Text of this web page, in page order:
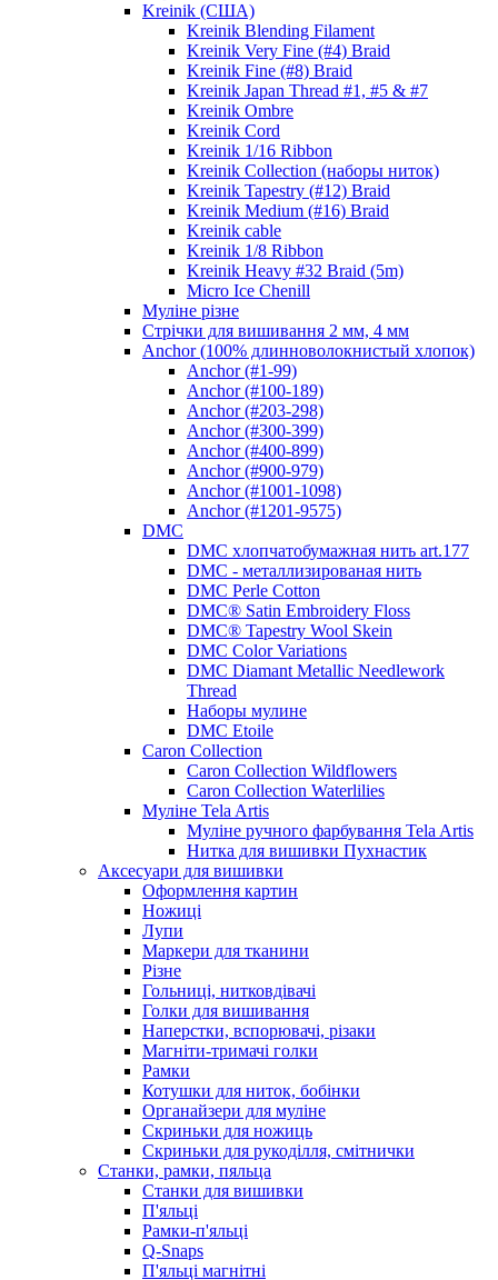
Kreinik (США)
Kreinik Blending Filament
Kreinik Very Fine (#4) Braid
Kreinik Fine (#8) Braid
Kreinik Japan Thread #1, #5 & #7
Kreinik Ombre
Kreinik Cord
Kreinik 1/16 Ribbon
Kreinik Collection (наборы ниток)
Kreinik Tapestry (#12) Braid
Kreinik Medium (#16) Braid
Kreinik cable
Kreinik 1/8 Ribbon
Kreinik Heavy #32 Braid (5m)
Micro Ice Chenill
Муліне різне
Стрічки для вишивання 2 мм, 4 мм
Anchor (100% длинноволокнистый хлопок)
Anchor (#1-99)
Anchor (#100-189)
Anchor (#203-298)
Anchor (#300-399)
Anchor (#400-899)
Anchor (#900-979)
Anchor (#1001-1098)
Anchor (#1201-9575)
DMC
DMC хлопчатобумажная нить art.177
DMC - металлизированая нить
DMC Perle Cotton
DMC® Satin Embroidery Floss
DMC® Tapestry Wool Skein
DMC Color Variations
DMC Diamant Metallic Needlework
Thread
Наборы мулине
DMC Etoile
Caron Collection
Caron Collection Wildflowers
Caron Collection Waterlilies
Муліне Tela Artis
Муліне ручного фарбування Tela Artis
Нитка для вишивки Пухнастик
Аксесуари для вишивки
Оформлення картин
Ножиці
Лупи
Маркери для тканини
Різне
Гольниці, нитковдівачі
Голки для вишивання
Наперстки, вспорювачі, різаки
Магніти-тримачі голки
Рамки
Котушки для ниток, бобінки
Органайзери для муліне
Скриньки для ножиць
Скриньки для рукоділля, смітнички
Станки, рамки, пяльца
Станки для вишивки
П'яльці
Рамки-п'яльці
Q-Snaps
П'яльці магнітні